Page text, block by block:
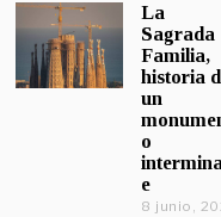
La
Sagrada
Familia,
historia
un
o
e
8 junio,